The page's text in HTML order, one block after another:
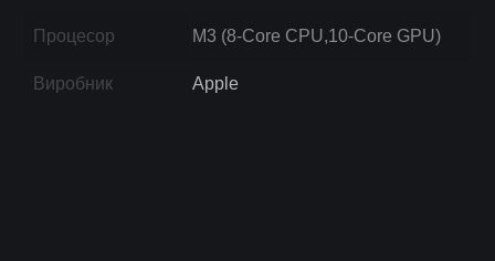
Процесор M3 (8-Core CPU,10-Core GPU)
Виробник Apple